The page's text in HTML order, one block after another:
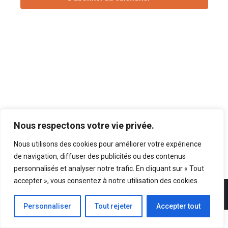
Nous respectons votre vie privée.
Nous utilisons des cookies pour améliorer votre expérience
de navigation, diffuser des publicités ou des contenus
personnalisés et analyser notre trafic. En cliquant sur « Tout
accepter », vous consentez à notre utilisation des cookies.
Personnaliser Tout rejeter Accepter tout